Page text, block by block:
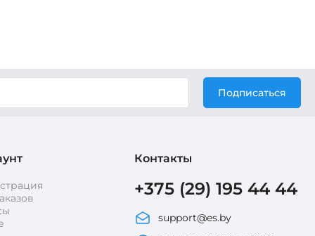
Подписаться
Контакты
+375 (29) 195 44 44
support@es.by